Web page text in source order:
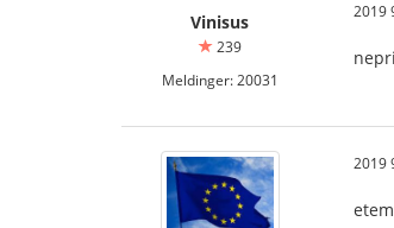
Vinisus
239
Meldinger: 20031
2019
2019